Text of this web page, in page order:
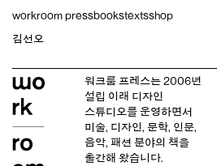
content
workroom pressbookstextsshop
김선오
워크룸 프레스는 2006년
설립 이래 디자인
스튜디오를 운영하면서
미술, 디자인, 문학, 인문,
음악, 패션 분야의 책을
출간해 왔습니다.